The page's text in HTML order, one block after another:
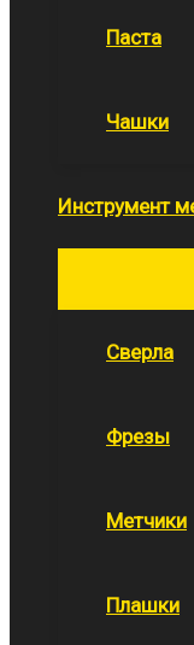
Паста
Чашки
Инструмент
Сверла
Фрезы
Метчики
Плашки